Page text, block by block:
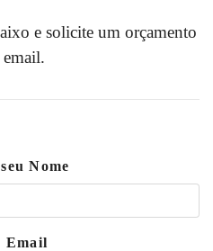
e solicite um orçamento
Nome
Email